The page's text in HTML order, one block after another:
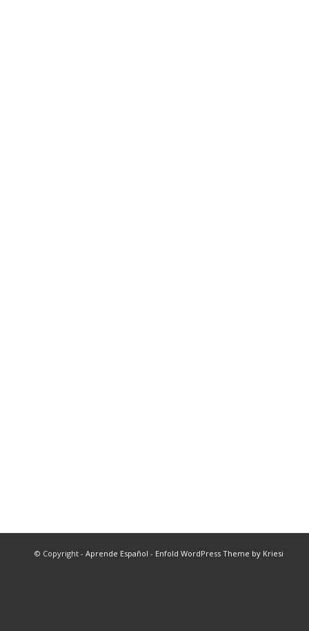
© Copyright - Aprende Español - Enfold WordPress Theme by Kriesi